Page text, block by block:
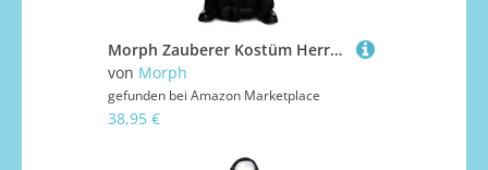
Morph Zauberer Kostüm Herren, Gandalf Kostüm Herren, Zauberer Umhang Erwachsene, Magier Erwachsene, Dumbledore, Merlin Umhang - XXL
von Morph
gefunden bei Amazon Marketplace
38,95 €